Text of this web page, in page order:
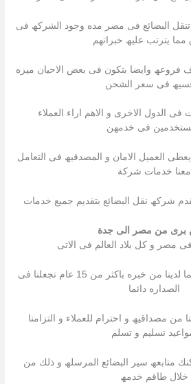
البضائع فى مصر مده وجود الشركھ فى
مما یترتب علیھ خبراتھم
فروعھ وایضا بتكون فى بعض الاحیان میزه
فى سعر الشحن
فى الدول الاخرى و الاھم اراء العملاء
فى خدمھن
العمیل الامان و المصدقیھ فى التعامل
معنا خدمات شركة
شركھ نقل البضائع بتقدیم جمیع خدمات
من مصر الى جدة
مصر و كل بلاد العالم فى الاتى
أحدث اسالیب نقل مبرد لما لدینا من خبره باكثر من 15 عام تجعلنا فى
الصداره دائما
من مصداقیھ و احترام للعملاء و التزامنا
تسلیم و تسلم
متابعھ سیر البضائع المرسلھ و ذلك من
خلال طاقم خدمھ